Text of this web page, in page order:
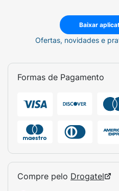
Baixar
Ofertas, novidades e
Formas de Pagamento
Compre pelo Drogatel